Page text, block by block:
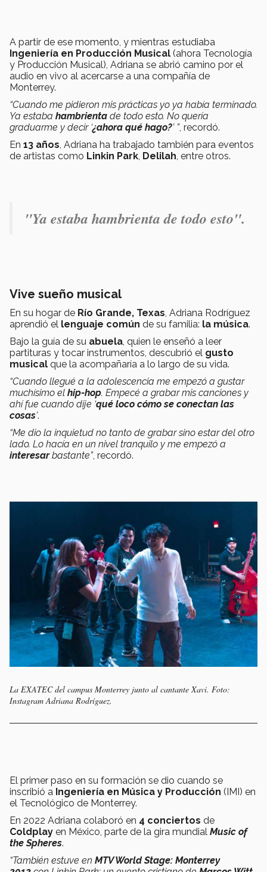
A partir de ese momento, y mientras estudiaba
Ingeniería en Producción Musical (ahora Tecnología
y Producción Musical), Adriana se abrió camino por el
audio en vivo al acercarse a una compañía de
Monterrey.
“Cuando me pidieron mis prácticas yo ya había terminado.
Ya estaba hambrienta de todo esto. No quería
graduarme y decir ‘¿ahora qué hago?’ ”, recordó.
En 13 años, Adriana ha trabajado también para eventos
de artistas como Linkin Park, Delilah, entre otros.
"Ya estaba hambrienta de todo esto".
Vive sueño musical
En su hogar de Río Grande, Texas, Adriana Rodríguez
aprendió el lenguaje común de su familia: la música.
Bajo la guía de su abuela, quien le enseñó a leer
partituras y tocar instrumentos, descubrió el gusto
musical que la acompañaría a lo largo de su vida.
“Cuando llegué a la adolescencia me empezó a gustar
muchísimo el hip-hop. Empecé a grabar mis canciones y
ahí fue cuando dije ‘qué loco cómo se conectan las
cosas’.
“Me dio la inquietud no tanto de grabar sino estar del otro
lado. Lo hacía en un nivel tranquilo y me empezó a
interesarbastante”, recordó.
La EXATEC del campus Monterrey junto al cantante Xavi. Foto:
Instagram Adriana Rodríguez.
El primer paso en su formación se dio cuando se
inscribió a Ingeniería en Música y Producción (IMI) en
el Tecnológico de Monterrey.
En 2022 Adriana colaboró en 4 conciertos de
Coldplay en México, parte de la gira mundial Music of
the Spheres.
“También estuve en MTV World Stage: Monterrey